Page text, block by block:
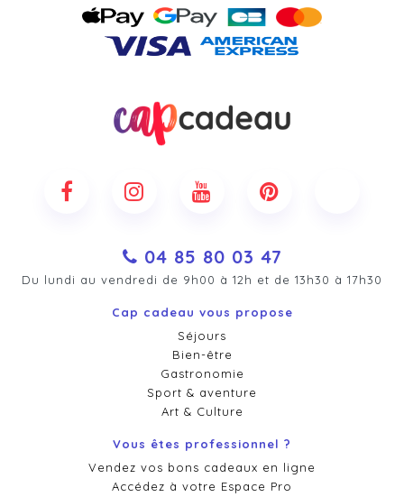
04 85 80 03 47
Du lundi au vendredi de 9h00 à 12h et de 13h30 à 17h30
Cap cadeau vous propose
Séjours
Bien-être
Gastronomie
Sport & aventure
Art & Culture
Vous êtes professionnel ?
Vendez vos bons cadeaux en ligne
Accédez à votre Espace Pro